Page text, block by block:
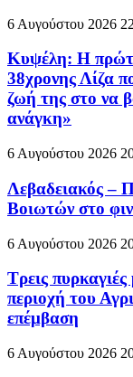
6 Αυγούστου 2026
Κυψέλη: Η
38χρονης Λίζα
ζωή της στο να
ανάγκη»
6 Αυγούστου 2026
Λεβαδειακός –
Βοιωτών στο
6 Αυγούστου 2026
Τρεις
περιοχή του
επέμβαση
6 Αυγούστου 2026